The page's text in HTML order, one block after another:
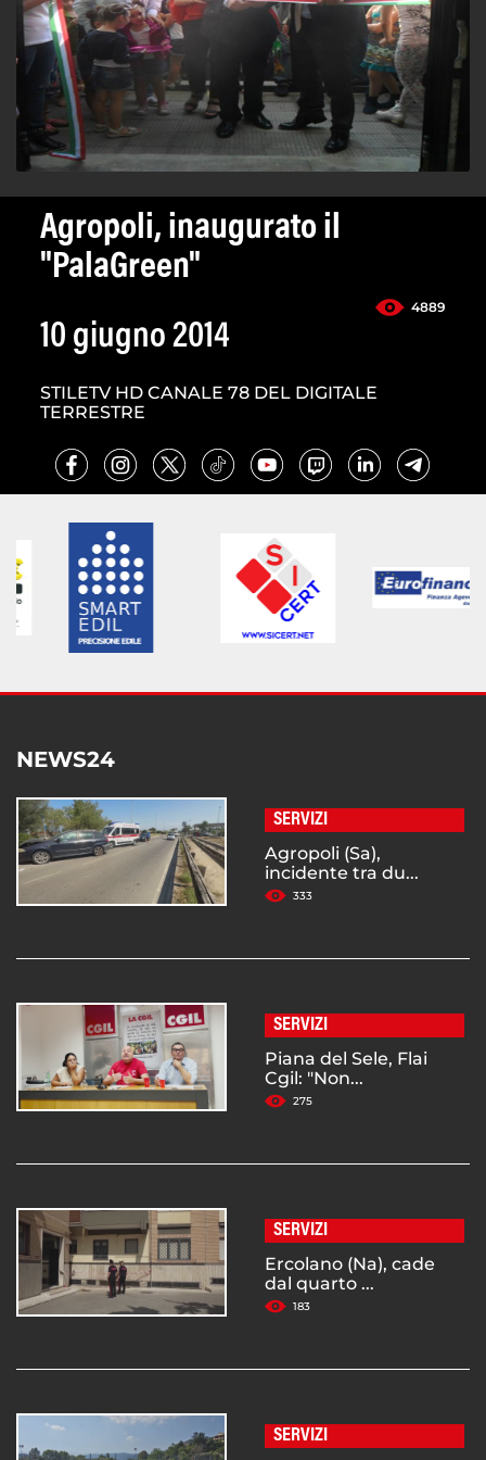
Agropoli, inaugurato il
"PalaGreen"
4889
10 giugno 2014
STILETV HD CANALE 78 DEL DIGITALE
TERRESTRE
NEWS24
SERVIZI
Agropoli (Sa),
incidente tra du...
333
SERVIZI
Piana del Sele, Flai
Cgil: "Non...
275
SERVIZI
Ercolano (Na), cade
dal quarto ...
183
SERVIZI